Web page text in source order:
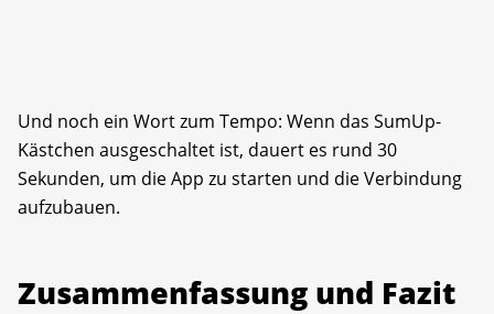
Und noch ein Wort zum Tempo: Wenn das SumUp-
Kästchen ausgeschaltet ist, dauert es rund 30
Sekunden, um die App zu starten und die Verbindung
aufzubauen.
Zusammenfassung und Fazit